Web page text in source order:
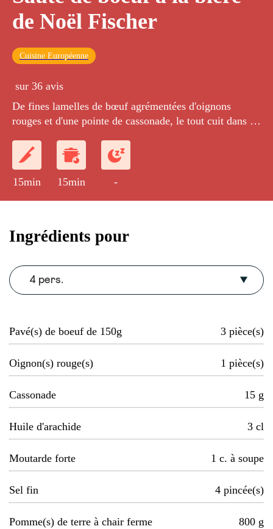
de Noël Fischer
Cuisine Européenne
sur 36 avis
De fines lamelles de bœuf agrémentées d'oignons
rouges et d'une pointe de cassonade, le tout cuit dans de
15min 15min -
Ingrédients pour
4 pers.
Pavé(s) de boeuf de 150g 3 pièce(s)
Oignon(s) rouge(s) 1 pièce(s)
Cassonade 15 g
Huile d'arachide 3 cl
Moutarde forte 1 c. à soupe
Sel fin 4 pincée(s)
Pomme(s) de terre à chair ferme 800 g